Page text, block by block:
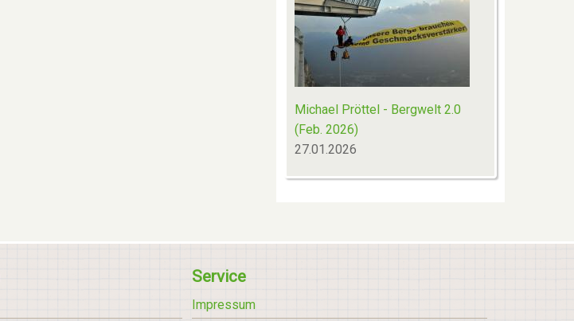
Michael Pröttel - Bergwelt 2.0
(Feb. 2026)
27.01.2026
Service
Impressum